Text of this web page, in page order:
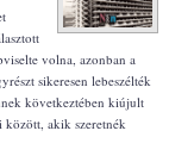
volna, azonban a
sikeresen lebeszélték
következtében kiújult
között, akik szeretnék